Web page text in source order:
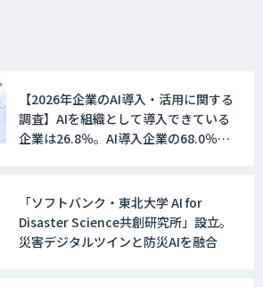
JAPAN AI SALES
JAPAN AI MARKETING
【2026年企業のAI導入・活用に関する
調査】AIを組織として導入できている
企業は26.8％。AI導入企業の68.0％
「ソフトバンク・東北大学 AI for
Disaster Science共創研究所」設立。
災害デジタルツインと防災AIを融合